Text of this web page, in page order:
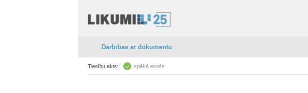
Darbības ar dokumentu
Tiesību akts: spēkā esošs